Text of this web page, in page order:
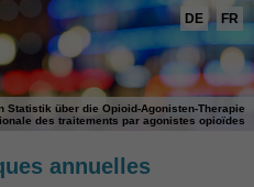
Statistik über die Opioid-Agonisten-Therapie
des traitements par agonistes opioïdes
DE FR
annuelles